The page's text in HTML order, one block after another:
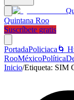
Quintana Roo
Suscríbete gratis
PortadaPoliciaca 🌀
RooMéxicoPolítica
Inicio/Etiqueta: SIM